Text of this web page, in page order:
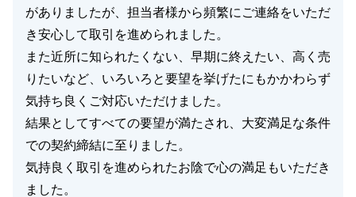
がありましたが、担当者様から頻繁にご連絡をいただ
き安心して取引を進められました。
また近所に知られたくない、早期に終えたい、高く売
りたいなど、いろいろと要望を挙げたにもかかわらず
気持ち良くご対応いただけました。
結果としてすべての要望が満たされ、大変満足な条件
での契約締結に至りました。
気持良く取引を進められたお陰で心の満足もいただき
ました。